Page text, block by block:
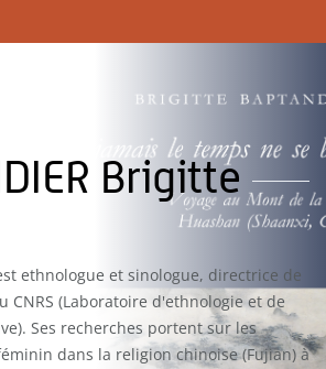
Brigitte
ethnologue et sinologue, directrice de
CNRS (Laboratoire d'ethno­logie et de
Ses recherches portent sur les
dans la religion chinoise (Fujian) à